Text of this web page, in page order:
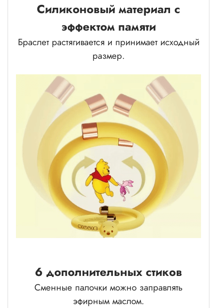
Силиконовый материал с
эффектом памяти
Браслет растягивается и принимает исходный
размер.
6 дополнительных стиков
Сменные палочки можно заправлять
эфирным маслом.